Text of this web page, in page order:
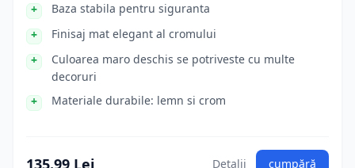
Baza stabila pentru siguranta
Finisaj mat elegant al cromului
Culoarea maro deschis se potriveste cu multe
decoruri
Materiale durabile: lemn si crom
135.99 Lei Detalii cumpără